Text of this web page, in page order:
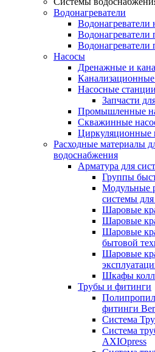
Водонагреватели
Водонагреватели
Водонагреватели
Водонагреватели
Насосы
Дренажные и
Канализационные
Насосные станции
Запчасти
Промышленные
Скважинные
Циркуляционные
Расходные материалы
водоснабжения
Арматура для
Группы
Модульные
системы
Шаровые
Шаровые
Шаровые
бытовой
Шаровые
Шкафы
Трубы и фитинги
фитинги
Система
Система
AXIOpress